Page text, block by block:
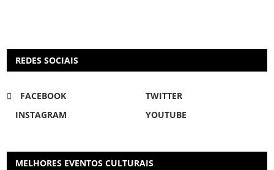
REDES SOCIAIS
FACEBOOK
TWITTER
INSTAGRAM
YOUTUBE
MELHORES EVENTOS CULTURAIS